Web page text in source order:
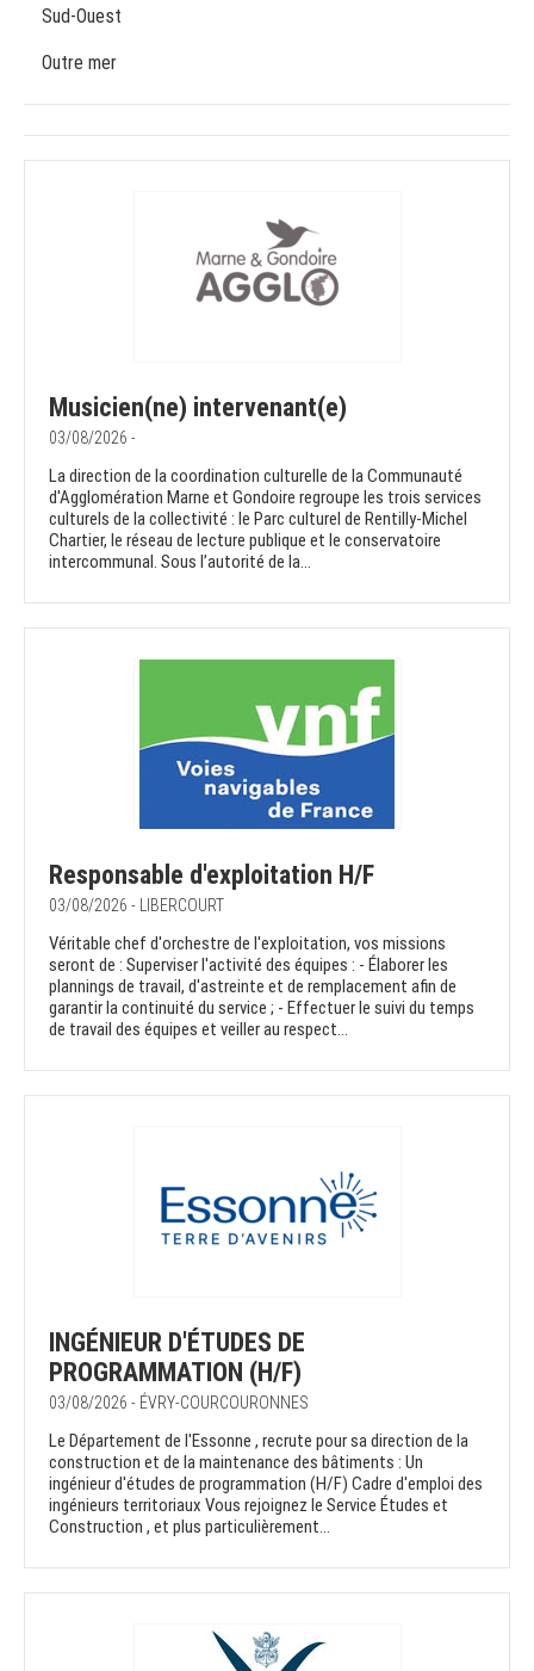
Sud-Ouest
Outre mer
Musicien(ne) intervenant(e)
03/08/2026 -
La direction de la coordination culturelle de la Communauté
d'Agglomération Marne et Gondoire regroupe les trois services
culturels de la collectivité : le Parc culturel de Rentilly-Michel
Chartier, le réseau de lecture publique et le conservatoire
intercommunal. Sous l’autorité de la...
Responsable d'exploitation H/F
03/08/2026 - LIBERCOURT
Véritable chef d'orchestre de l'exploitation, vos missions
seront de : Superviser l'activité des équipes : - Élaborer les
plannings de travail, d'astreinte et de remplacement afin de
garantir la continuité du service ; - Effectuer le suivi du temps
de travail des équipes et veiller au respect...
INGÉNIEUR D'ÉTUDES DE
PROGRAMMATION (H/F)
03/08/2026 - ÉVRY-COURCOURONNES
Le Département de l'Essonne , recrute pour sa direction de la
construction et de la maintenance des bâtiments : Un
ingénieur d'études de programmation (H/F) Cadre d'emploi des
ingénieurs territoriaux Vous rejoignez le Service Études et
Construction , et plus particulièrement...